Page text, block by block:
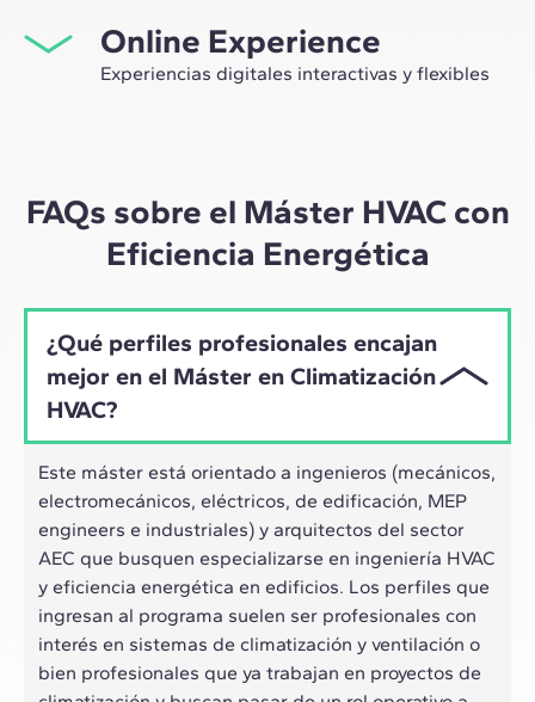
construcción.
Máster, te acompañamos para tener una visión crítica y
360º de tu futuro como experto en el sector.
Online Experience
Experiencias digitales interactivas y flexibles
ritmo híbrido de los profesionales actuales.
FAQs sobre el Máster HVAC con
Eficiencia Energética
¿Qué perfiles profesionales encajan
mejor en el Máster en Climatización
HVAC?
Este máster está orientado a ingenieros (mecánicos,
electromecánicos, eléctricos, de edificación, MEP
engineers e industriales) y arquitectos del sector
AEC que busquen especializarse en ingeniería HVAC
y eficiencia energética en edificios. Los perfiles que
ingresan al programa suelen ser profesionales con
interés en sistemas de climatización y ventilación o
bien profesionales que ya trabajan en proyectos de